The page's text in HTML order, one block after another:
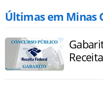
Últimas em Minas